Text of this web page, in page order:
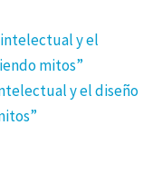
y el
mitos”
y el diseño